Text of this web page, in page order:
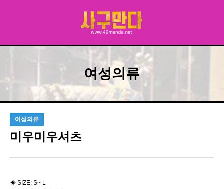
여성의류
여성의류
미우미우셔츠
◈ SIZE: S~ L